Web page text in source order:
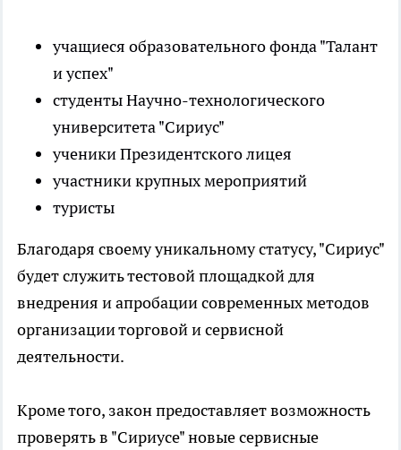
учащиеся образовательного фонда "Талант
и успех"
студенты Научно-технологического
университета "Сириус"
ученики Президентского лицея
участники крупных мероприятий
туристы
Благодаря своему уникальному статусу, "Сириус"
будет служить тестовой площадкой для
внедрения и апробации современных методов
организации торговой и сервисной
деятельности.
Кроме того, закон предоставляет возможность
проверять в "Сириусе" новые сервисные